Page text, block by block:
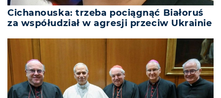
Cichanouska: trzeba pociągnąć Białoruś
za współudział w agresji przeciw Ukrainie